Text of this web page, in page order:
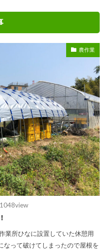
農作業
1048view
業所ひなに設置していた休憩用
なって破けてしまったので屋根を